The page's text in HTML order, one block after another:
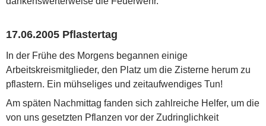
17.06.2005 Pflastertag
In der Frühe des Morgens begannen einige
Arbeitskreismitglieder, den Platz um die Zisterne herum zu
pflastern. Ein mühseliges und zeitaufwendiges Tun!
Am späten Nachmittag fanden sich zahlreiche Helfer, um die
von uns gesetzten Pflanzen vor der Zudringlichkeit